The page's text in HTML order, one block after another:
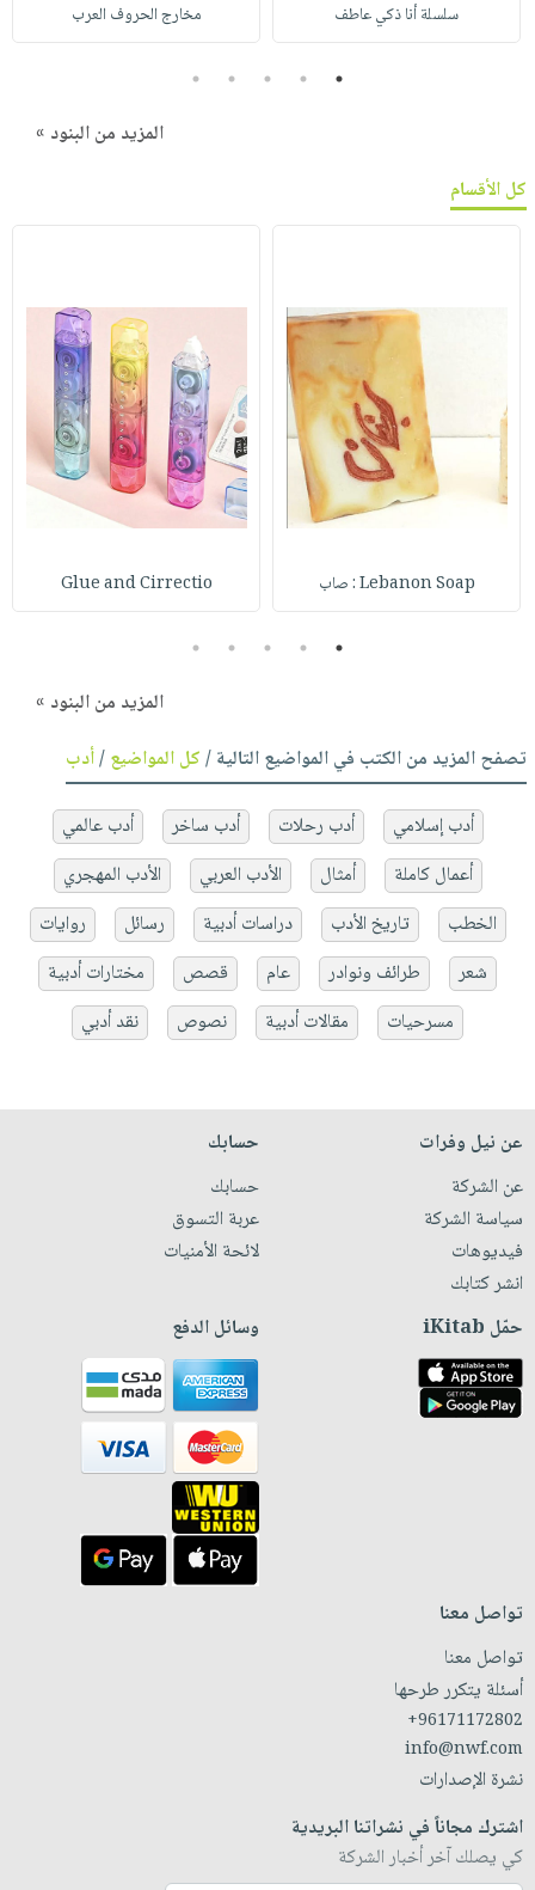
سلسلة أنا ذكي عاطف مخارج الحروف العرب
1
2
3
4
5
المزيد من البنود »
كل الأقسام
Lebanon Soap : صاب Glue and Cirrectio
1
2
3
4
5
المزيد من البنود »
تصفح المزيد من الكتب في المواضيع التالية /كل المواضيع/أدب
أدب إسلامي أدب رحلات أدب ساخر
أدب عالمي
أعمال كاملة
أمثال الأدب العربي
الأدب المهجري
الخطب
تاريخ الأدب دراسات أدبية رسائل
روايات
شعر
طرائف ونوادر عام قصص
مختارات أدبية
مسرحيات
مقالات أدبية نصوص نقد أدبي
عن نيل وفرات
عن الشركة
سياسة الشركة
فيديوهات
انشر كتابك
حسابك
حسابك
عربة التسوق
لائحة الأمنيات
حمّل iKitab وسائل الدفع
تواصل معنا
تواصل معنا
أسئلة يتكرر طرحها
+96171172802
info@nwf.com
نشرة الإصدارات
اشترك مجاناً في نشراتنا البريدية
كي يصلك آخر أخبار الشركة